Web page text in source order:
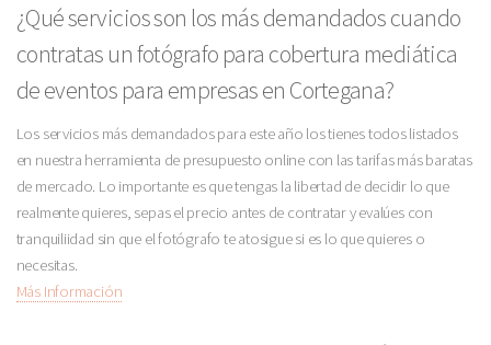
¿Qué servicios son los más demandados cuando
contratas un fotógrafo para cobertura mediática
de eventos para empresas en Cortegana?
Los servicios más demandados para este año los tienes todos listados
en nuestra herramienta de presupuesto online con las tarifas más baratas
de mercado. Lo importante es que tengas la libertad de decidir lo que
realmente quieres, sepas el precio antes de contratar y evalúes con
tranquiliidad sin que el fotógrafo te atosigue si es lo que quieres o
necesitas.
Más Información